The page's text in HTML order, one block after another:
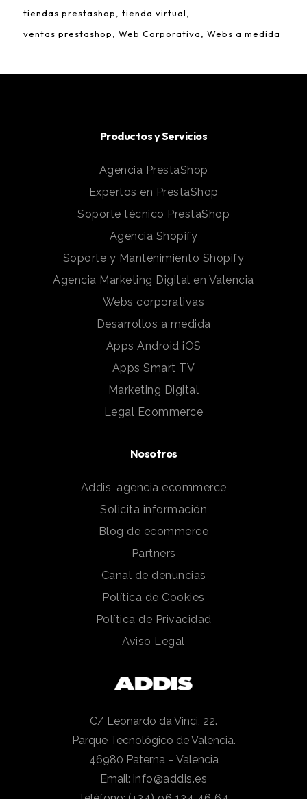
tiendas prestashop
tienda virtual
ventas prestashop
Web Corporativa Webs a medida
Productos y Servicios
Agencia PrestaShop
Expertos en PrestaShop
Soporte técnico PrestaShop
Agencia Shopify
Soporte y Mantenimiento Shopify
Agencia Marketing Digital en Valencia
Webs corporativas
Desarrollos a medida
Apps Android iOS
Apps Smart TV
Marketing Digital
Legal Ecommerce
Nosotros
Addis, agencia ecommerce
Solicita información
Blog de ecommerce
Partners
Canal de denuncias
Política de Cookies
Política de Privacidad
Aviso Legal
C/ Leonardo da Vinci, 22.
Parque Tecnológico de Valencia.
46980 Paterna – Valencia
Email: info@addis.es